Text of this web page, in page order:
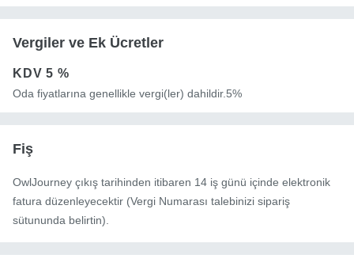
Vergiler ve Ek Ücretler
KDV5 %
Oda fiyatlarına genellikle vergi(ler) dahildir.5%
Fiş
OwlJourney çıkış tarihinden itibaren 14 iş günü içinde elektronik
fatura düzenleyecektir (Vergi Numarası talebinizi sipariş
sütununda belirtin).